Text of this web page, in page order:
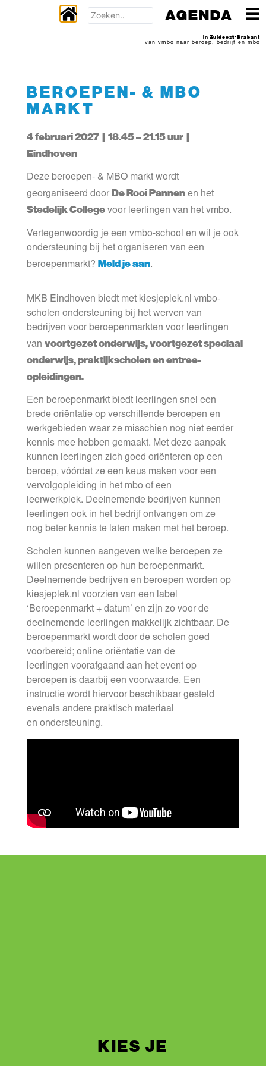
KIES JE
BEROEPEN- & MBO
MARKT
4 februari 2027 | 18.45 – 21.15 uur |
Eindhoven
Deze beroepen- & MBO markt wordt
georganiseerd door De Rooi Pannenen het
Stedelijk Collegevoor leerlingen van het vmbo.
Vertegenwoordig je een vmbo-school en wil je ook
ondersteuning bij het organiseren van een
beroepenmarkt? Meld je aan.
MKB Eindhoven biedt met kiesjeplek.nl vmbo-
scholen ondersteuning bij het werven van
bedrijven voor beroepenmarkten voor leerlingen
van voortgezet onderwijs, voortgezet speciaal
onderwijs, praktijkscholen en entree-
opleidingen.
Een beroepenmarkt biedt leerlingen snel een
brede oriëntatie op verschillende beroepen en
werkgebieden waar ze misschien nog niet eerder
kennis mee hebben gemaakt. Met deze aanpak
kunnen leerlingen zich goed oriënteren op een
beroep, vóórdat ze een keus maken voor een
vervolgopleiding in het mbo of een
leerwerkplek. Deelnemende bedrijven kunnen
leerlingen ook in het bedrijf ontvangen om ze
nog beter kennis te laten maken met het beroep.
Scholen kunnen aangeven welke beroepen ze
willen presenteren op hun beroepenmarkt.
Deelnemende bedrijven en beroepen worden op
kiesjeplek.nl voorzien van een label
‘Beroepenmarkt + datum’ en zijn zo voor de
deelnemende leerlingen makkelijk zichtbaar. De
beroepenmarkt wordt door de scholen goed
voorbereid; online oriëntatie van de
leerlingen voorafgaand aan het event op
beroepen is daarbij een voorwaarde. Een
instructie wordt hiervoor beschikbaar gesteld
evenals andere praktisch materiaal
en ondersteuning.
AGENDA
In Zuidoost-Brabant
van vmbo naar beroep, bedrijf en mbo